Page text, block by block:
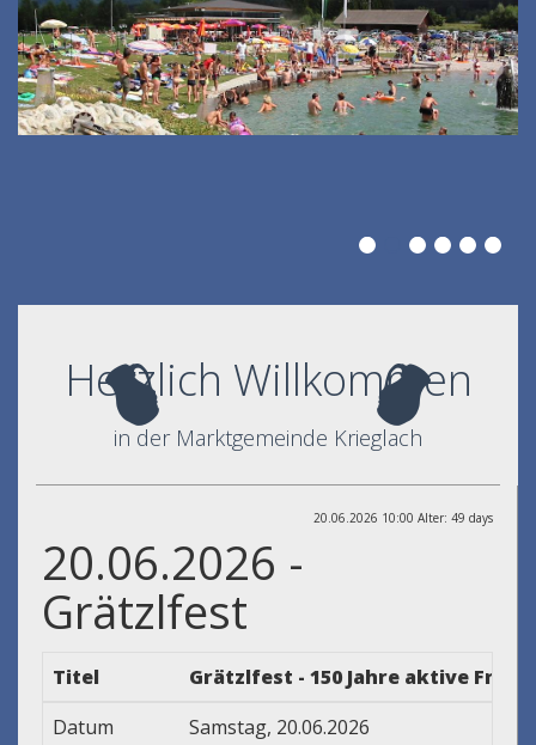
Herzlich Willkommen
in der Marktgemeinde Krieglach
20.06.2026 10:00 Alter: 49 days
20.06.2026 -
Grätzlfest
Titel
Grätzlfest - 150 Jahre aktive
Datum
Samstag, 20.06.2026